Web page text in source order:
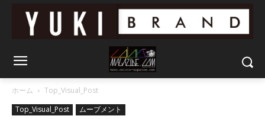
ホーム
Top_Visual_Post
Top_Visual_Post
ムーブメント